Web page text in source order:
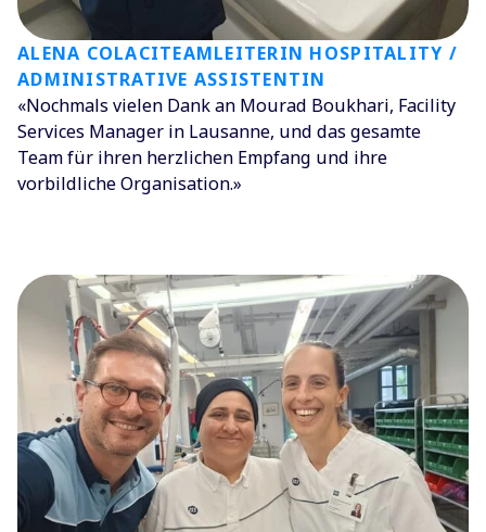
ALENA COLACITEAMLEITERIN HOSPITALITY /
ADMINISTRATIVE ASSISTENTIN
«Nochmals vielen Dank an Mourad Boukhari, Facility
Services Manager in Lausanne, und das gesamte
Team für ihren herzlichen Empfang und ihre
vorbildliche Organisation.»